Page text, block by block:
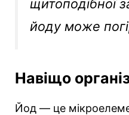
щитоподібної
йоду може
Навіщо
Йод — це